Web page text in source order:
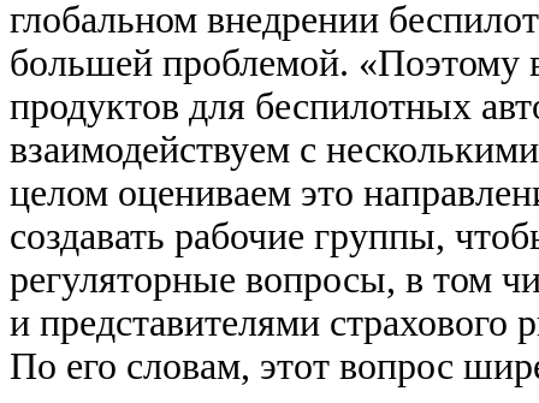
глобальном внедрении
большей проблемой. «Поэтому
продуктов для беспилотных
взаимодействуем с
целом оцениваем это
создавать рабочие группы,
регуляторные вопросы, в том
и представителями
По его словам, этот вопрос